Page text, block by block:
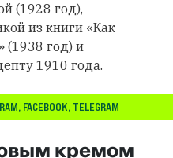
(1928 год),
из книги «Как
(1938 год) и
1910 года.
, FACEBOOK, TELEGRAM
кремом